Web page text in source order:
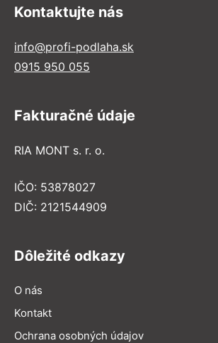
Kontaktujte nás
info@profi-podlaha.sk
0915 950 055
Fakturačné údaje
RIA MONT s. r. o.
IČO: 53878027
DIČ: 2121544909
Dôležité odkazy
O nás
Kontakt
Ochrana osobných údajov